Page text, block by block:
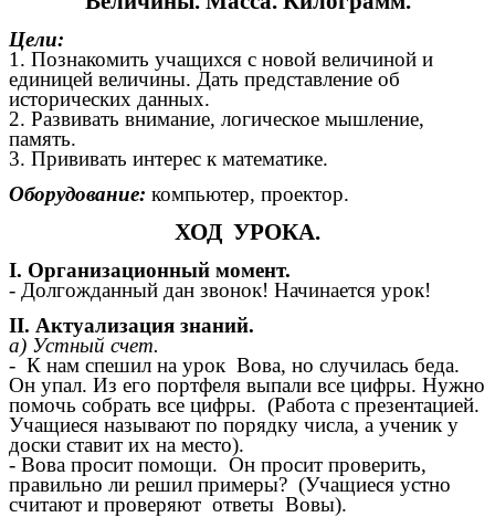
Цели:
1. Познакомить учащихся с новой величиной и
единицей величины. Дать представление об
исторических данных.
2. Развивать внимание, логическое мышление,
память.
3. Прививать интерес к математике.
Оборудование: компьютер, проектор.
ХОД УРОКА.
I. Организационный момент.
- Долгожданный дан звонок! Начинается урок!
II. Актуализация знаний.
а) Устный счет.
- К нам спешил на урок Вова, но случилась беда.
Он упал. Из его портфеля выпали все цифры. Нужно
помочь собрать все цифры. (Работа с презентацией.
Учащиеся называют по порядку числа, а ученик у
доски ставит их на место).
- Вова просит помощи. Он просит проверить,
правильно ли решил примеры? (Учащиеся устно
считают и проверяют ответы Вовы).